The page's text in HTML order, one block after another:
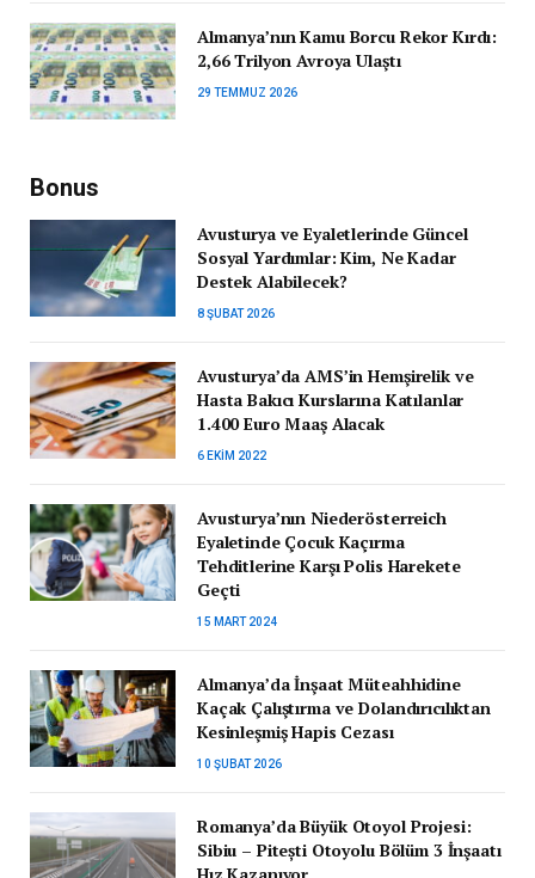
Almanya’nın Kamu Borcu Rekor Kırdı:
2,66 Trilyon Avroya Ulaştı
29 TEMMUZ 2026
Bonus
Avusturya ve Eyaletlerinde Güncel
Sosyal Yardımlar: Kim, Ne Kadar
Destek Alabilecek?
8 ŞUBAT 2026
Avusturya’da AMS’in Hemşirelik ve
Hasta Bakıcı Kurslarına Katılanlar
1.400 Euro Maaş Alacak
6 EKIM 2022
Avusturya’nın Niederösterreich
Eyaletinde Çocuk Kaçırma
Tehditlerine Karşı Polis Harekete
Geçti
15 MART 2024
Almanya’da İnşaat Müteahhidine
Kaçak Çalıştırma ve Dolandırıcılıktan
Kesinleşmiş Hapis Cezası
10 ŞUBAT 2026
Romanya’da Büyük Otoyol Projesi:
Sibiu – Pitești Otoyolu Bölüm 3 İnşaatı